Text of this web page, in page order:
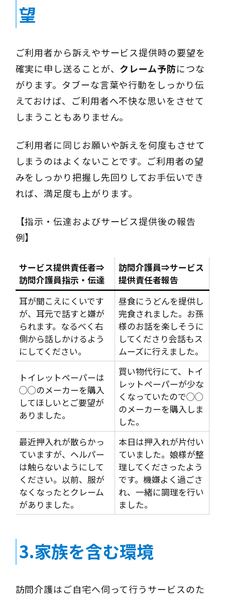
望
ご利用者から訴えやサービス提供時の要望を
確実に申し送ることが、 クレーム予防につな
がります。タブーな言葉や行動をしっかり伝
えておけば、ご利用者へ不快な思いをさせて
しまうこともありません。
ご利用者に同じお願いや訴えを何度もさせて
しまうのはよくないことです。ご利用者の望
みをしっかり把握し先回りしてお手伝いでき
れば、満足度も上がります。
【指示・伝達およびサービス提供後の報告
例】
サービス提供責任者⇒
訪問介護員指示・伝達
訪問介護員⇒サービス
提供責任者報告
耳が聞こえにくいです
が、耳元で話すと嫌が
られます。なるべく右
側から話しかけるよう
にしてください。
昼食にうどんを提供し
完食されました。お孫
様のお話を楽しそうに
してくださり会話もス
ムーズに行えました。
トイレットペーパーは
◯◯のメーカーを購入
してほしいとご要望が
ありました。
買い物代行にて、トイ
レットペーパーが少な
くなっていたので◯◯
のメーカーを購入しま
した。
最近押入れが散らかっ
ていますが、ヘルパー
は触らないようにして
ください。以前、服が
なくなったとクレーム
がありました。
本日は押入れが片付い
ていました。娘様が整
理してくださったよう
です。機嫌よく過ごさ
れ、一緒に調理を行い
ました。
3.家族を含む環境
訪問介護はご自宅へ伺って行うサービスのた